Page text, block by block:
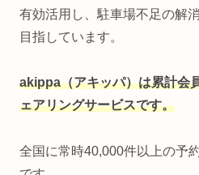
有効活用し、駐車場不足の解
目指しています。
akippa（アキッパ）は累計会
ェアリングサービスです。
全国に常時40,000件以上の予